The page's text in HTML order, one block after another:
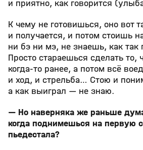
и приятно, как говорится
К чему не готовишься, оно вот
и получается, и потом стоишь
ни бэ ни мэ, не знаешь, как так
Просто стараешься сделать то,
когда-то ранее, а потом всё
и ход, и стрельба… Стою и
а как выиграл — не знаю.
— Но наверняка же раньше
когда поднимешься на первую
пьедестала?